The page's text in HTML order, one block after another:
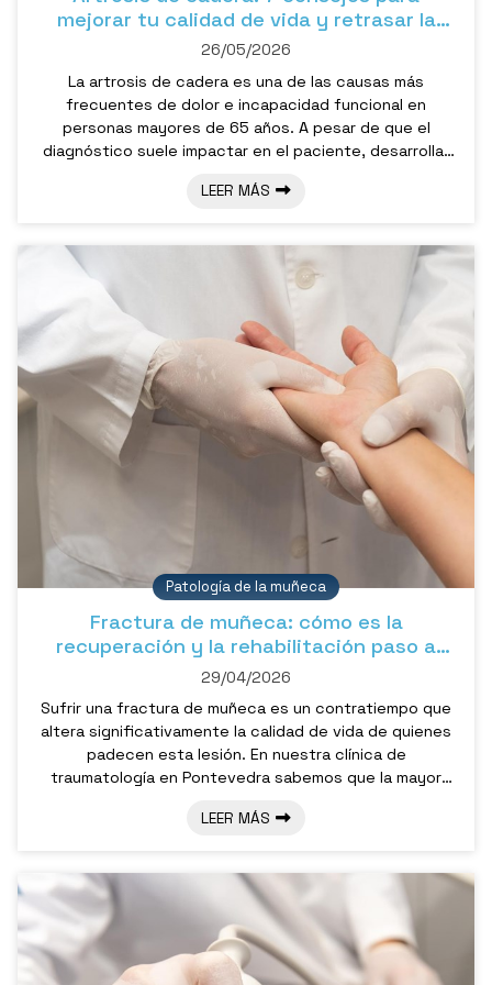
mejorar tu calidad de vida y retrasar la
cirugía
26/05/2026
La artrosis de cadera es una de las causas más
frecuentes de dolor e incapacidad funcional en
personas mayores de 65 años. A pesar de que el
diagnóstico suele impactar en el paciente, desarrollar
prótesis inmediatamente. En fases iniciales y
consulta de traumatología y cirugía ortopédica en
Pontevedra, un tratamiento conservador bien
planificado permite mantener la actividad, reducir el
dolor y aplaza...
LEER MÁS
Fractura de muñeca: cómo es la
recuperación y la rehabilitación paso a
paso
29/04/2026
Patología de la muñeca
Sufrir una fractura de muñeca es un contratiempo que
altera significativamente la calidad de vida de quienes
padecen esta lesión. En nuestra clínica de
traumatología en Pontevedra sabemos que la mayor
inicial, sino cuánto tiempo pasará hasta que puedan
post, el Dr. Pablo Subirán le explica en qué consiste una
recuperación exitosa, la cual depende de un
diagnóstico preciso y, sobre todo, d...
LEER MÁS